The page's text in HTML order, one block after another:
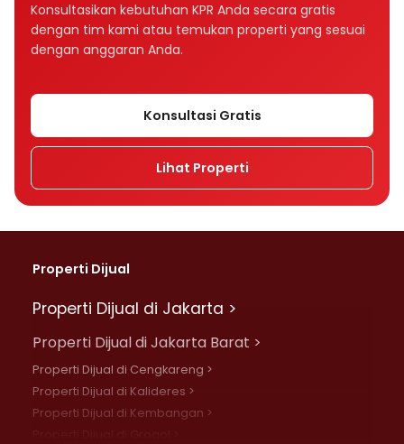
Konsultasikan kebutuhan KPR Anda secara gratis
dengan tim kami atau temukan properti yang sesuai
dengan anggaran Anda.
Konsultasi Gratis
Lihat Properti
Properti Dijual
Properti Dijual di Jakarta >
Properti Dijual di Jakarta Barat >
Properti Dijual di Cengkareng >
Properti Dijual di Kalideres >
Properti Dijual di Kembangan >